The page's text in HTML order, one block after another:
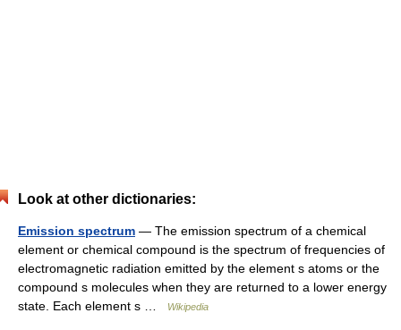
Look at other dictionaries:
Emission spectrum — The emission spectrum of a chemical
element or chemical compound is the spectrum of frequencies of
electromagnetic radiation emitted by the element s atoms or the
compound s molecules when they are returned to a lower energy
state. Each element s …
Wikipedia